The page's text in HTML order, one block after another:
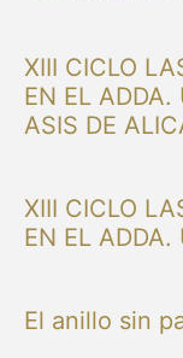
XIII CICLO
EN EL ADDA.
ASIS DE
XIII CICLO
EN EL
El anillo sin